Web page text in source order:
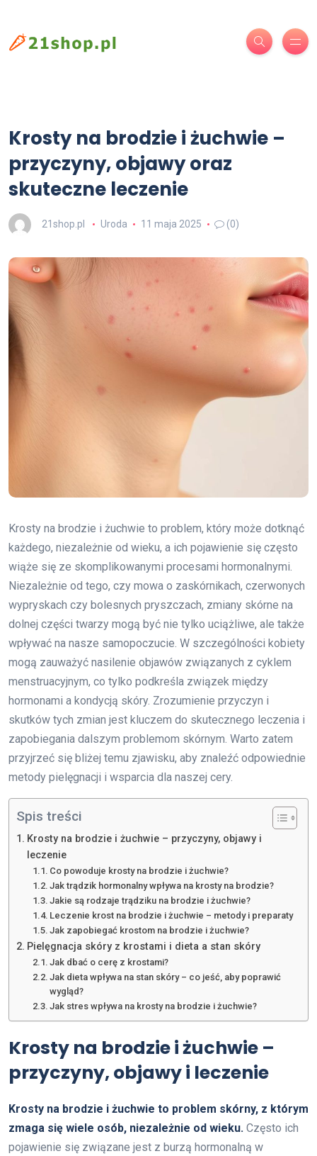
Krosty na brodzie i żuchwie –
przyczyny, objawy oraz
skuteczne leczenie
21shop.pl Uroda 11 maja 2025 (0)
Krosty na brodzie i żuchwie to problem, który może dotknąć
każdego, niezależnie od wieku, a ich pojawienie się często
wiąże się ze skomplikowanymi procesami hormonalnymi.
Niezależnie od tego, czy mowa o zaskórnikach, czerwonych
wypryskach czy bolesnych pryszczach, zmiany skórne na
dolnej części twarzy mogą być nie tylko uciążliwe, ale także
wpływać na nasze samopoczucie. W szczególności kobiety
mogą zauważyć nasilenie objawów związanych z cyklem
menstruacyjnym, co tylko podkreśla związek między
hormonami a kondycją skóry. Zrozumienie przyczyn i
skutków tych zmian jest kluczem do skutecznego leczenia i
zapobiegania dalszym problemom skórnym. Warto zatem
przyjrzeć się bliżej temu zjawisku, aby znaleźć odpowiednie
metody pielęgnacji i wsparcia dla naszej cery.
Spis treści
Krosty na brodzie i żuchwie – przyczyny, objawy i
leczenie
Co powoduje krosty na brodzie i żuchwie?
Jak trądzik hormonalny wpływa na krosty na brodzie?
Jakie są rodzaje trądziku na brodzie i żuchwie?
Leczenie krost na brodzie i żuchwie – metody i preparaty
Jak zapobiegać krostom na brodzie i żuchwie?
Pielęgnacja skóry z krostami i dieta a stan skóry
Jak dbać o cerę z krostami?
Jak dieta wpływa na stan skóry – co jeść, aby poprawić
wygląd?
Jak stres wpływa na krosty na brodzie i żuchwie?
Krosty na brodzie i żuchwie –
przyczyny, objawy i leczenie
Krosty na brodzie i żuchwie to problem skórny, z którym
zmaga się wiele osób, niezależnie od wieku. Często ich
pojawienie się związane jest z burzą hormonalną w